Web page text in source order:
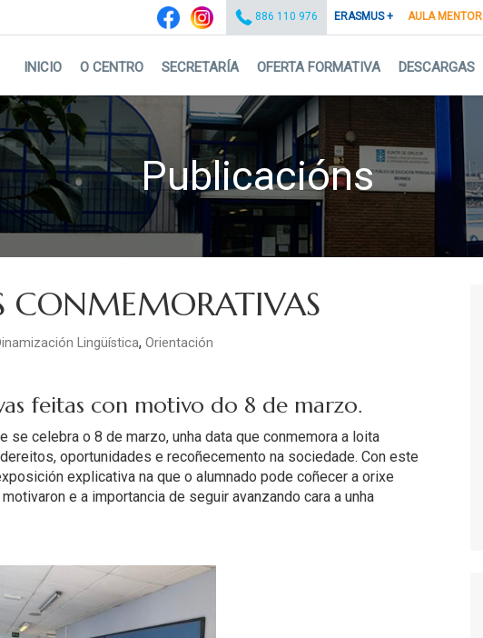
AULA MENTOR
ERASMUS +
886 110 976
INICIO O CENTRO SECRETARÍA OFERTA FORMATIVA DESCARGAS
Publicacións
CONMEMORATIVAS
Lingüística, Orientación
feitas con motivo do 8 de marzo.
se celebra o 8 de marzo, unha data que conmemora a loita
oportunidades e recoñecemento na sociedade. Con este
explicativa na que o alumnado pode coñecer a orixe
e a importancia de seguir avanzando cara a unha